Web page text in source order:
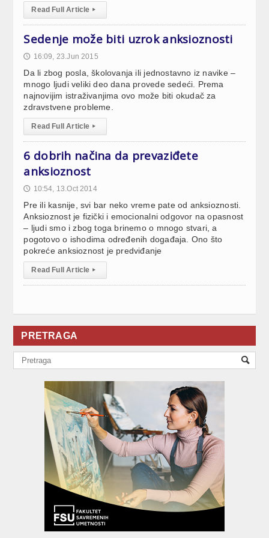
Read Full Article ▸
Sedenje može biti uzrok anksioznosti
🕔 16:09, 23.Jun 2015
Da li zbog posla, školovanja ili jednostavno iz navike –
mnogo ljudi veliki deo dana provede sedeći. Prema
najnovijim istraživanjima ovo može biti okudač za
zdravstvene probleme.
Read Full Article ▸
6 dobrih načina da prevaziđete
anksioznost
🕔 10:54, 13.Oct 2014
Pre ili kasnije, svi bar neko vreme pate od anksioznosti.
Anksioznost je fizički i emocionalni odgovor na opasnost
– ljudi smo i zbog toga brinemo o mnogo stvari, a
pogotovo o ishodima određenih događaja. Ono što
pokreće anksioznost je predviđanje
Read Full Article ▸
PRETRAGA